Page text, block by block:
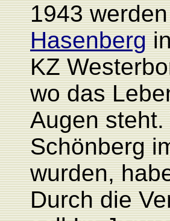
1943
Hasenberg
KZ
wo das
Augen
Schönberg
wurden,
Durch die